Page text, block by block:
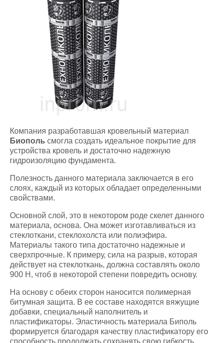
Компания разработавшая кровельный материал
Биополь смогла создать идеальное покрытие для
устройства кровель и достаточно надежную
гидроизоляцию фундамента.
Полезность данного материала заключается в его
слоях, каждый из которых обладает определенными
свойствами.
Основной слой, это в некотором роде скелет данного
материала, основа. Она может изготавливаться из
стеклоткани, стеклохолста или полиэфира.
Материалы такого типа достаточно надежные и
сверхпрочные. К примеру, сила на разрыв, которая
действует на стеклоткань, должна составлять около
900 Н, чтоб в некоторой степени повредить основу.
На основу с обеих сторон наносится полимерная
битумная защита. В ее составе находятся вяжущие
добавки, специальный наполнитель и
пластификаторы. Эластичность материала Биполь
формируется благодаря качеству пластификатору его